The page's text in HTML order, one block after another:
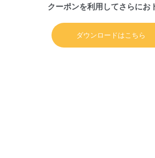
クーポンを利用してさらにお
ダウンロードはこちら